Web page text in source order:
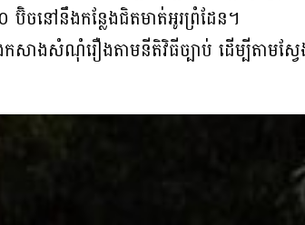
ប៊ិចនៅនឹងកន្លែងជិតមាត់អូរព្រំដែន។
សាងសំណុំរឿងតាមនីតិវិធីច្បាប់ ដើម្បីតាមស្វ